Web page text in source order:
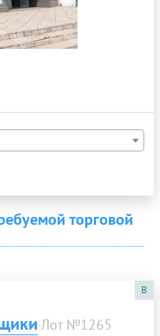
торговой
B
Лот №1265